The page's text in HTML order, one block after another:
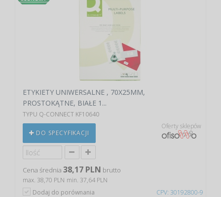
CPV: 30192800-9
ETYKIETY UNIWERSALNE , 70X25MM,
PROSTOKĄTNE, BIAŁE 1...
TYPU Q-CONNECT KF10640
DO SPECYFIKACJI
Oferty sklepów
Cena średnia 38,17 PLN brutto
max. 38,70 PLN min. 37,64 PLN
Dodaj do porównania